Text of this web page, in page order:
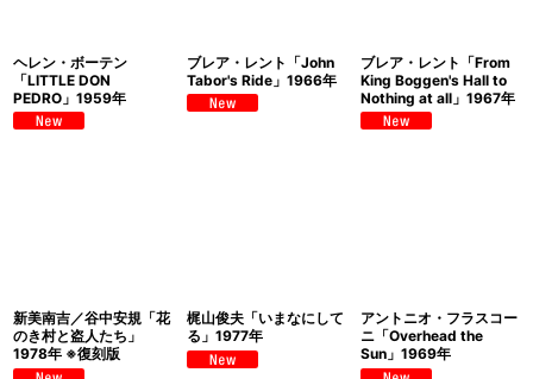
ヘレン・ボーテン
「LITTLE DON
PEDRO」1959年
ブレア・レント「John
Tabor's Ride」1966年
ブレア・レント「From
King Boggen's Hall to
Nothing at all」1967年
新美南吉／谷中安規「花
のき村と盗人たち」
1978年 ※復刻版
梶山俊夫「いまなにして
る」1977年
アントニオ・フラスコー
ニ「Overhead the
Sun」1969年